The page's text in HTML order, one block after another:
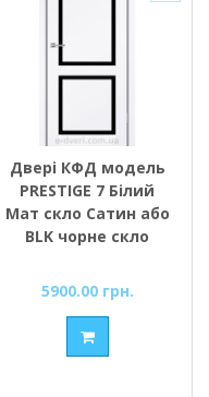
Двері КФД модель
PRESTIGE 7 Білий
Мат скло Сатин або
BLK чорне скло
5900.00 грн.